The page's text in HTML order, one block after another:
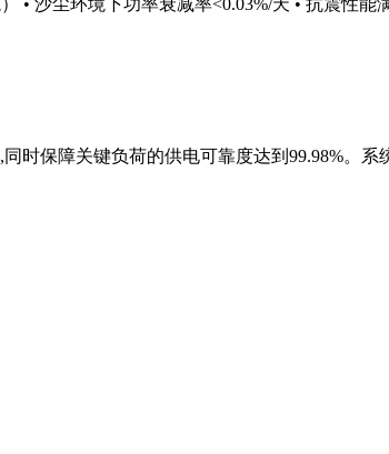
时保障关键负荷的供电可靠度达到99.98%。